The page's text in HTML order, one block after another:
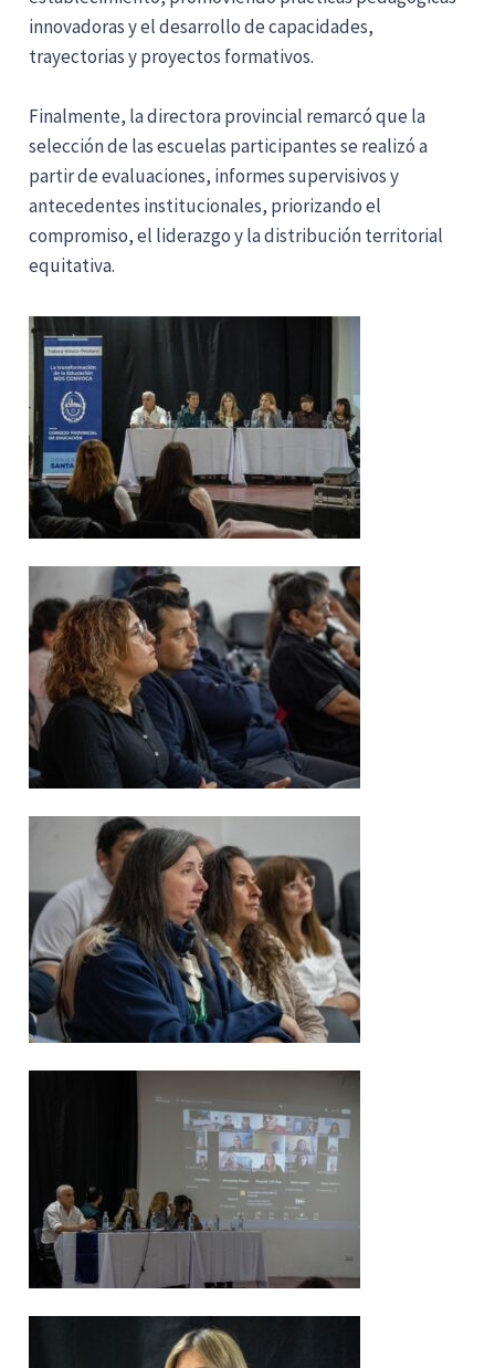
innovadoras y el desarrollo de capacidades,
trayectorias y proyectos formativos.
Finalmente, la directora provincial remarcó que la
selección de las escuelas participantes se realizó a
partir de evaluaciones, informes supervisivos y
antecedentes institucionales, priorizando el
compromiso, el liderazgo y la distribución territorial
equitativa.